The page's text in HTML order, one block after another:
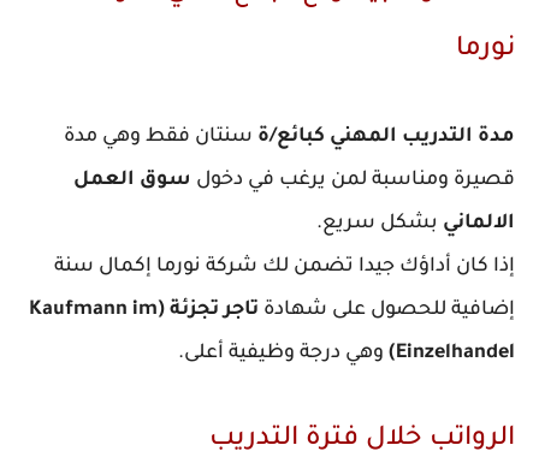
التدريب المهني كبائع/ةسنتان فقط وهي مدة
ومناسبة لمن يرغب في دخولسوق العمل
بشكل سريع.
كان أداؤك جيدا تضمن لك شركة نورما إكمال سنة
للحصول على شهادة
تاجر تجزئة (Kaufmann im
وهي درجة وظيفية أعلى.
خلال فترة التدريب